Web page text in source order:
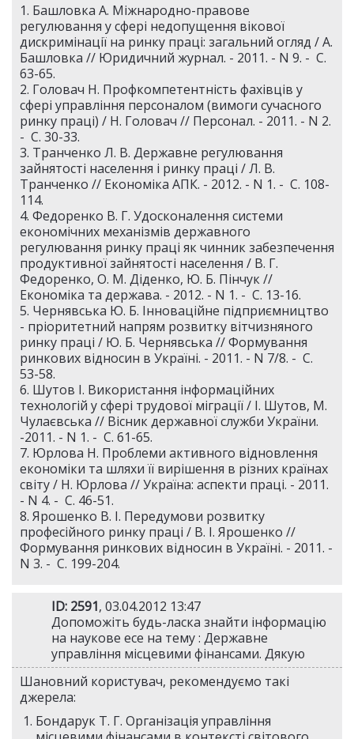
1. Башловка А. Міжнародно-правове
регулювання у сфері недопущення вікової
дискримінації на ринку праці: загальний огляд / А.
Башловка // Юридичний журнал. - 2011. - N 9. - С.
63-65.
2. Головач Н. Профкомпетентність фахівців у
сфері управління персоналом (вимоги сучасного
ринку праці) / Н. Головач // Персонал. - 2011. - N 2.
- С. 30-33.
3. Транченко Л. В. Державне регулювання
зайнятості населення і ринку праці / Л. В.
Транченко // Економіка АПК. - 2012. - N 1. - С. 108-
114.
4. Федоренко В. Г. Удосконалення системи
економічних механізмів державного
регулювання ринку праці як чинник забезпечення
продуктивної зайнятості населення / В. Г.
Федоренко, О. М. Діденко, Ю. Б. Пінчук //
Економіка та держава. - 2012. - N 1. - С. 13-16.
5. Чернявська Ю. Б. Інноваційне підприємництво
- пріоритетний напрям розвитку вітчизняного
ринку праці / Ю. Б. Чернявська // Формування
ринкових відносин в Україні. - 2011. - N 7/8. - С.
53-58.
6. Шутов І. Використання інформаційних
технологій у сфері трудової міграції / І. Шутов, М.
Чулаєвська // Вісник державної служби України.
-2011. - N 1. - С. 61-65.
7. Юрлова Н. Проблеми активного відновлення
економіки та шляхи її вирішення в різних країнах
світу / Н. Юрлова // Україна: аспекти праці. - 2011.
- N 4. - С. 46-51.
8. Ярошенко В. І. Передумови розвитку
професійного ринку праці / В. І. Ярошенко //
Формування ринкових відносин в Україні. - 2011. -
N 3. - С. 199-204.
ID: 2591, 03.04.2012 13:47
Допоможіть будь-ласка знайти інформацію
на наукове есе на тему : Державне
управління місцевими фінансами. Дякую
Шановний користувач, рекомендуємо такі
джерела:
Бондарук Т. Г. Організація управління